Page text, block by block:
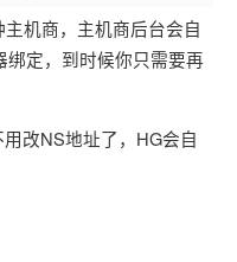
机商， 主机商后台会自
定，到时候你只需要再
改NS地址了，HG会自